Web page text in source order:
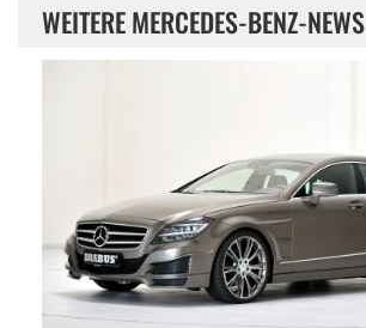
WEITERE MERCEDES-BENZ-NEWS